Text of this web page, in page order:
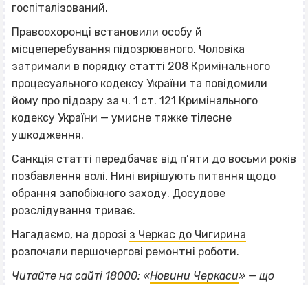
госпіталізований.
Правоохоронці встановили особу й
місцеперебування підозрюваного. Чоловіка
затримали в порядку статті 208 Кримінального
процесуального кодексу України та повідомили
йому про підозру за ч. 1 ст. 121 Кримінального
кодексу України — умисне тяжке тілесне
ушкодження.
Санкція статті передбачає від п’яти до восьми років
позбавлення волі. Нині вирішують питання щодо
обрання запобіжного заходу. Досудове
розслідування триває.
Нагадаємо, на дорозі з Черкас до Чигирина
розпочали першочергові ремонтні роботи.
Читайте на сайті 18000: «Новини Черкаси» — що